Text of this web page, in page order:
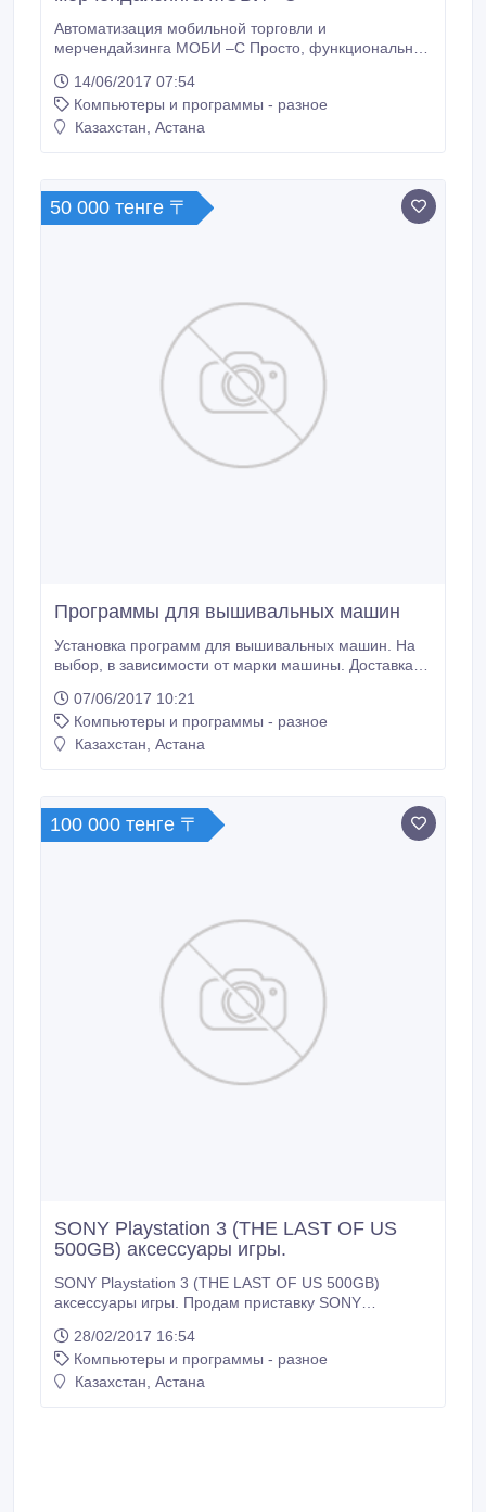
Автоматизация мобильной торговли и
мерчендайзинга МОБИ –С Просто, функционально,
успешно автоматизированы с помощью «Моби-С».
Эта система контроля и сбора данных позволяет
ускорить работу специалистов и торговых агентов.
14/06/2017 07:54
Компьютеры и программы - разное
Казахстан, Астана
50 000 тенге 〒
Программы для вышивальных машин
Установка программ для вышивальных машин. На
выбор, в зависимости от марки машины. Доставка,
07/06/2017 10:21
Компьютеры и программы - разное
Казахстан, Астана
100 000 тенге 〒
SONY Playstation 3 (THE LAST OF US
500GB) аксессуары игры.
SONY Playstation 3 (THE LAST OF US 500GB)
аксессуары игры. Продам приставку SONY
Доп.джойстик PS3 Wireless Controller Dual Shock 3
Black – 1шт. 2. Джойстик беспроводной PS3 Sony
Move Motion Controller – 2шт. 3. Джойстик
28/02/2017 16:54
Компьютеры и программы - разное
Казахстан, Астана